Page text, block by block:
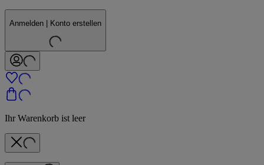
Anmelden | Konto erstellen
Ihr Warenkorb ist leer